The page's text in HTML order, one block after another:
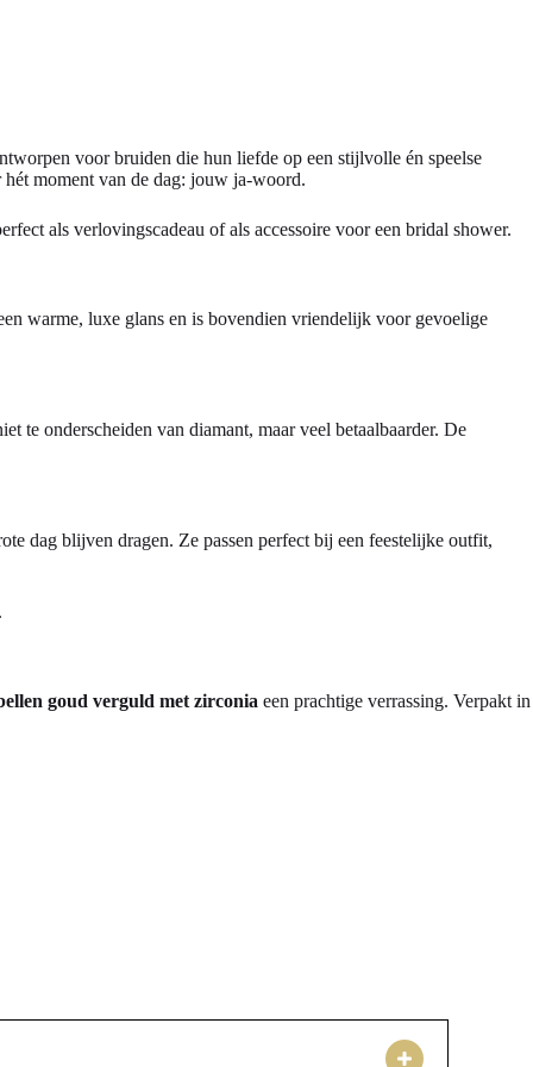
voor bruiden die hun liefde op een stijlvolle én speelse
hét moment van de dag: jouw ja-woord.
als verlovingscadeau of als accessoire voor een bridal shower.
warme, luxe glans en is bovendien vriendelijk voor gevoelige
te onderscheiden van diamant, maar veel betaalbaarder. De
dag blijven dragen. Ze passen perfect bij een feestelijke outfit,
goud verguld met zirconia een prachtige verrassing. Verpakt in